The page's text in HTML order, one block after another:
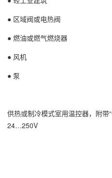
● 区域阀或电热阀
● 燃油或燃气燃烧器
● 风机
● 泵
供热或制冷模式室用温控器，附带
24…250V